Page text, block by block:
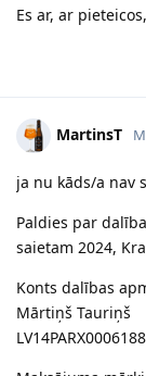
Es ar, ar
MartinsT
ja nu kāds/a nav
Paldies par
saietam 2024,
Konts dalības
Mārtiņš Tauriņš